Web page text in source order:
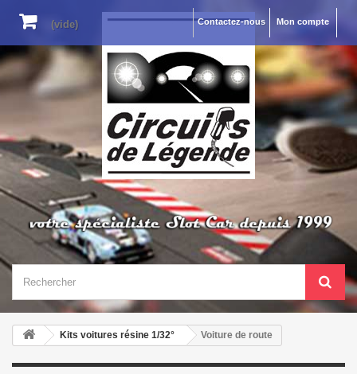
Mon compte
Contactez-nous
(vide)
Kits voitures résine 1/32° Voiture de route